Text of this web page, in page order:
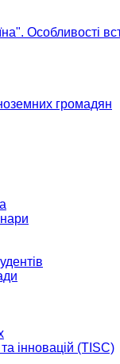
Особливості
громадян
інновацій (TISC)